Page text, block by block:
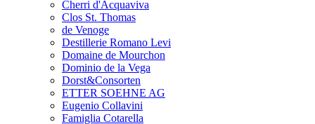
Cherri d'Acquaviva
Clos St. Thomas
de Venoge
Destillerie Romano Levi
Domaine de Mourchon
Dominio de la Vega
Dorst&Consorten
ETTER SOEHNE AG
Eugenio Collavini
Famiglia Cotarella